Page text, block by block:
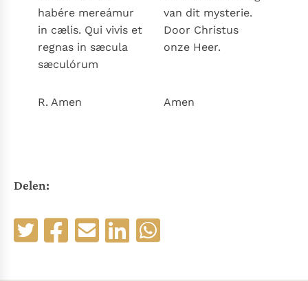
habére mereámur
in cælis. Qui vivis et
regnas in sæcula
sæculórum
van dit mysterie.
Door Christus
onze Heer.
R. Amen Amen
Delen: